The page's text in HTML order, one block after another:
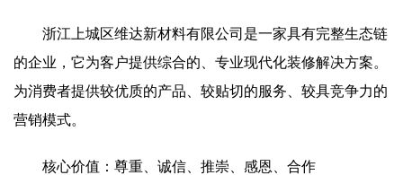
浙江上城区维达新材料有限公司是一家具有完整生态链
的企业，它为客户提供综合的、专业现代化装修解决方案。
为消费者提供较优质的产品、较贴切的服务、较具竞争力的
营销模式。
核心价值：尊重、诚信、推崇、感恩、合作